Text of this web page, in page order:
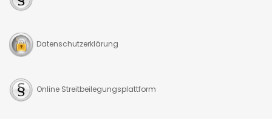
Datenschutzerklärung
Online Streitbeilegungsplattform